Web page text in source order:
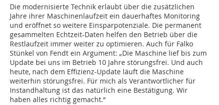
Die modernisierte Technik erlaubt über die zusätzlichen
Jahre ihrer Maschinenlaufzeit ein dauerhaftes Monitoring
und eröffnet so weitere Einsparpotenziale. Die permanent
gesammelten Echtzeit-Daten helfen den Betrieb über die
Restlaufzeit immer weiter zu optimieren. Auch für Falko
Stünkel von Fendt ein Argument: „Die Maschine lief bis zum
Update bei uns im Betrieb 10 Jahre störungsfrei. Und auch
heute, nach dem Effizienz-Update läuft die Maschine
weiterhin störungsfrei. Für mich als Verantwortlicher für
Instandhaltung ist das natürlich eine Bestätigung. Wir
haben alles richtig gemacht.“